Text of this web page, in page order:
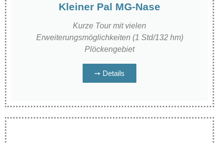
Kleiner Pal MG-Nase
Kurze Tour mit vielen
Erweiterungsmöglichkeiten (1 Std/132 hm)
Plöckengebiet
➙ Details